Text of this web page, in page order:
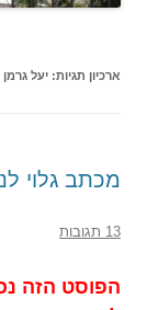
ארכיון תגיות: יעל גרמן
מכתב גלוי
13 תגובות